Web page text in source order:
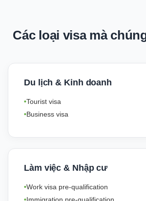
Các loại visa mà
Du lịch & Kinh doanh
Tourist visa
Business visa
Làm việc & Nhập cư
Work visa pre-qualification